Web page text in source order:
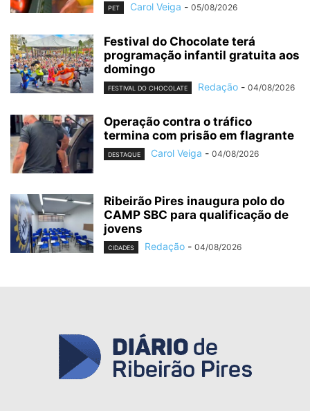
PET Carol Veiga - 05/08/2026
Festival do Chocolate terá
programação infantil gratuita aos
domingo
FESTIVAL DO CHOCOLATE Redação - 04/08/2026
Operação contra o tráfico
termina com prisão em flagrante
DESTAQUE Carol Veiga - 04/08/2026
Ribeirão Pires inaugura polo do
CAMP SBC para qualificação de
jovens
CIDADES Redação - 04/08/2026